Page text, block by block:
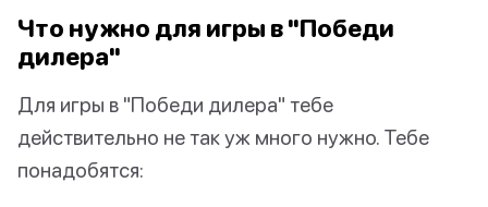
Что нужно для игры в "Победи
дилера"
Для игры в "Победи дилера" тебе
действительно не так уж много нужно. Тебе
понадобятся: